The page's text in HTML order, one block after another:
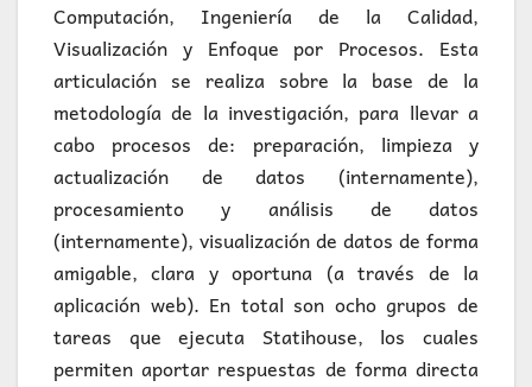
Computación, Ingeniería de la Calidad,
Visualización y Enfoque por Procesos. Esta
articulación se realiza sobre la base de la
metodología de la investigación, para llevar a
cabo procesos de: preparación, limpieza y
actualización de datos (internamente),
procesamiento y análisis de datos
(internamente), visualización de datos de forma
amigable, clara y oportuna (a través de la
aplicación web). En total son ocho grupos de
tareas que ejecuta Statihouse, los cuales
permiten aportar respuestas de forma directa